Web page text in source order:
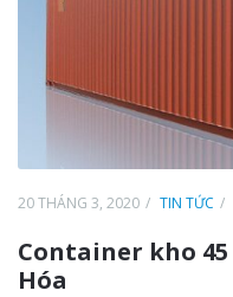
20 THÁNG 3, 2020 TIN TỨC
Container kho
Hóa